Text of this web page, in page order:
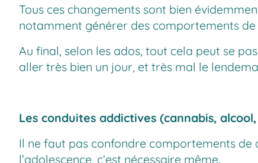
Tous ces changements sont bien
notamment générer des comportements de
Au final, selon les ados, tout cela peut se
aller très bien un jour, et très mal le
Les conduites addictives (cannabis,
Il ne faut pas confondre comportements de
l’adolescence, c’est nécessaire même.